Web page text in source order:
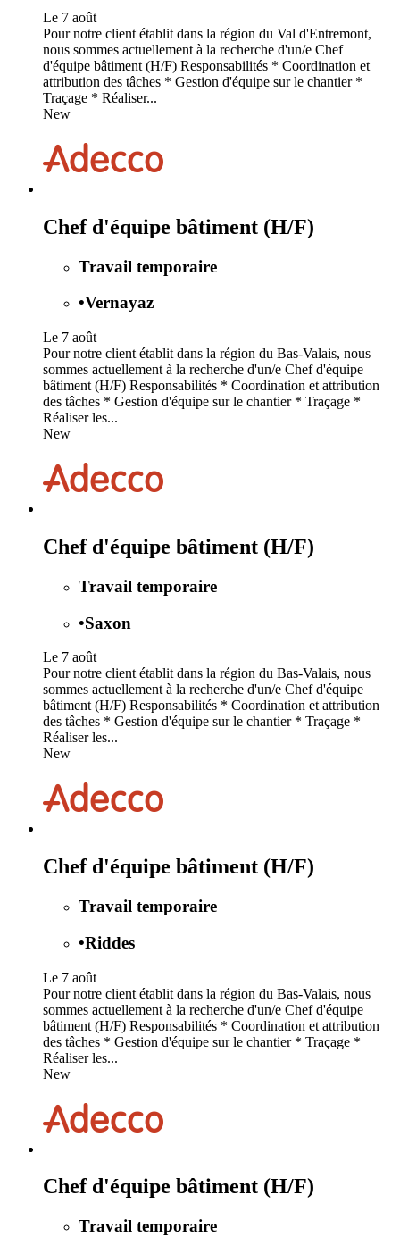
Le 7 août
Pour notre client établit dans la région du Val d'Entremont,
nous sommes actuellement à la recherche d'un/e Chef
d'équipe bâtiment (H/F) Responsabilités * Coordination et
attribution des tâches * Gestion d'équipe sur le chantier *
Traçage * Réaliser...
New
Chef d'équipe bâtiment (H/F)
Travail temporaire
•Vernayaz
Le 7 août
Pour notre client établit dans la région du Bas-Valais, nous
sommes actuellement à la recherche d'un/e Chef d'équipe
bâtiment (H/F) Responsabilités * Coordination et attribution
des tâches * Gestion d'équipe sur le chantier * Traçage *
Réaliser les...
New
Chef d'équipe bâtiment (H/F)
Travail temporaire
•Saxon
Le 7 août
Pour notre client établit dans la région du Bas-Valais, nous
sommes actuellement à la recherche d'un/e Chef d'équipe
bâtiment (H/F) Responsabilités * Coordination et attribution
des tâches * Gestion d'équipe sur le chantier * Traçage *
Réaliser les...
New
Chef d'équipe bâtiment (H/F)
Travail temporaire
•Riddes
Le 7 août
Pour notre client établit dans la région du Bas-Valais, nous
sommes actuellement à la recherche d'un/e Chef d'équipe
bâtiment (H/F) Responsabilités * Coordination et attribution
des tâches * Gestion d'équipe sur le chantier * Traçage *
Réaliser les...
New
Chef d'équipe bâtiment (H/F)
Travail temporaire